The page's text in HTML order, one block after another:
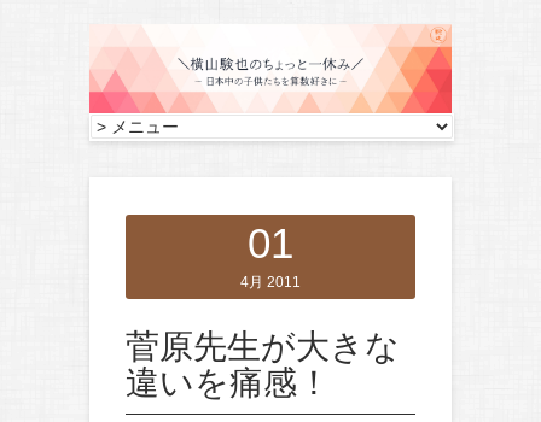
01
4月 2011
菅原先生が大きな
違いを痛感！